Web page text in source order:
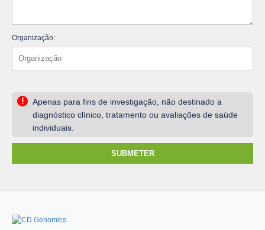
Organização:
!
Apenas para fins de investigação, não destinado a
diagnóstico clínico, tratamento ou avaliações de saúde
individuais.
SUBMETER